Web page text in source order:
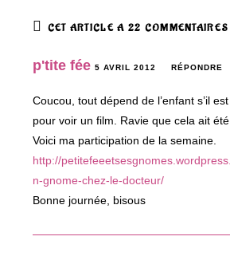
CET ARTICLE A 22 COMMENTAIRES
p'tite fée 5 AVRIL 2012 RÉPONDRE
Coucou, tout dépend de l’enfant s’il
pour voir un film. Ravie que cela ait été.
Voici ma participation de la semaine.
http://
n-gnome-chez-le-docteur/
Bonne journée, bisous